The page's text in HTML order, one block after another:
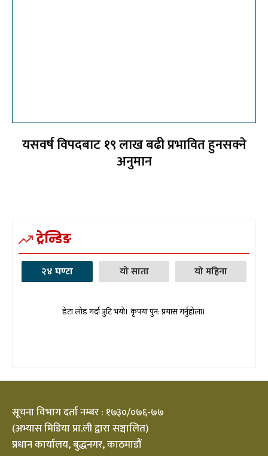
यसवर्ष विपदबाट १९ लाख बढी प्रभावित हुनसक्ने
अनुमान
ट्रेन्डिङ
२४ घण्टा यो साता यो महिना
डेटा लोड गर्दा त्रुटि भयो। कृपया पुन: प्रयास गर्नुहोला।
सूचना विभाग दर्ता नम्बर : १७३०/०७६-७७
(अभ्यास मिडिया प्रा.ली द्वारा सञ्चालित)
प्रधान कार्यालय, बुद्धनगर, काठमाडौं